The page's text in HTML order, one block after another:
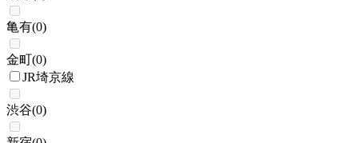
亀有(0)
金町(0)
JR埼京線
渋谷(0)